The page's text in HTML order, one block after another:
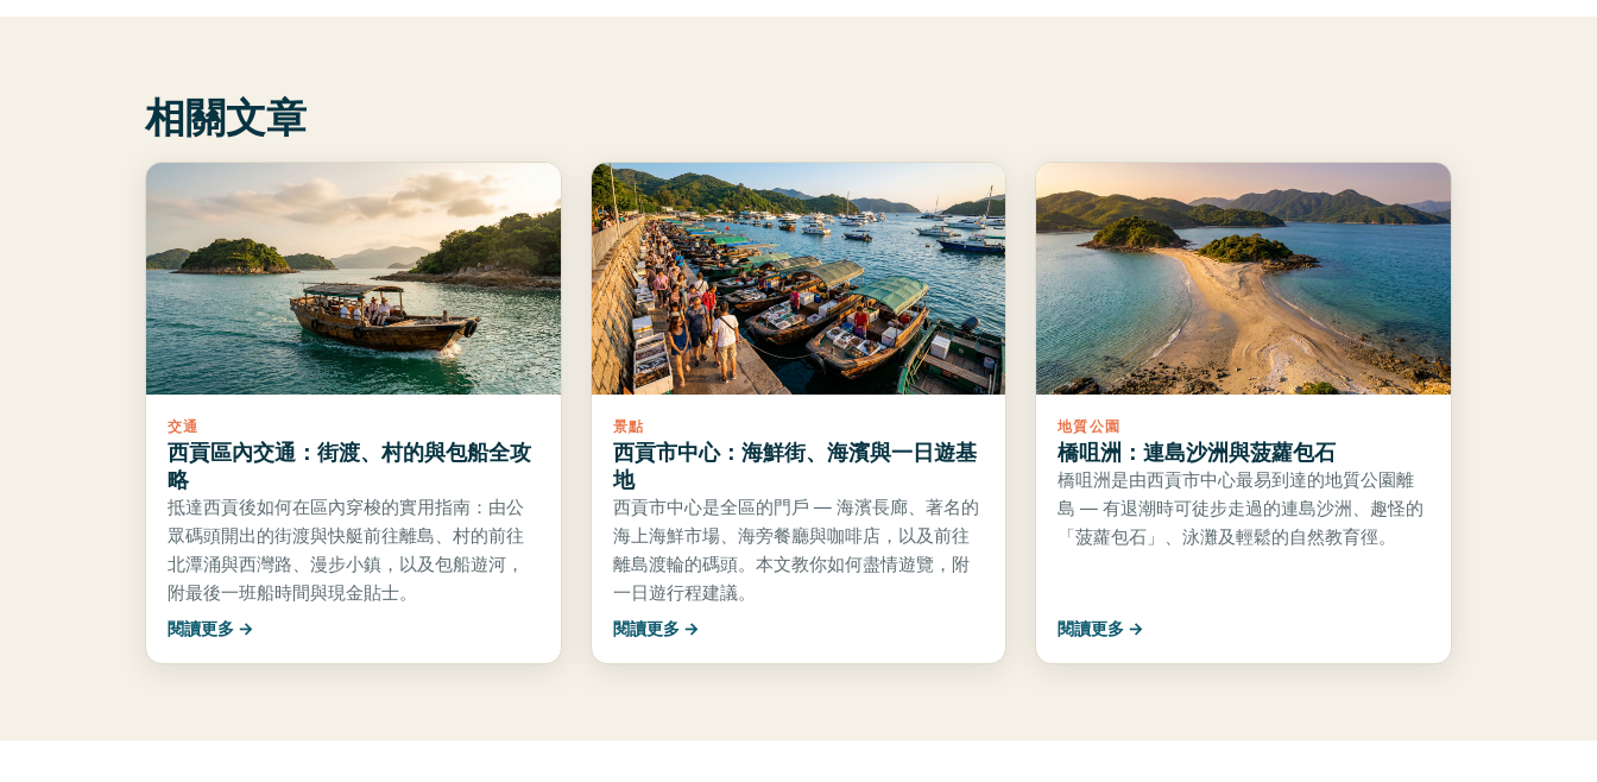
相關文章
交通
西貢區內交通：街渡、村的與包船全攻
略
抵達西貢後如何在區內穿梭的實用指南：由公
眾碼頭開出的街渡與快艇前往離島、村的前往
北潭涌與西灣路、漫步小鎮，以及包船遊河，
附最後一班船時間與現金貼士。
閱讀更多 →
景點
西貢市中心：海鮮街、海濱與一日遊基
地
西貢市中心是全區的門戶 — 海濱長廊、著名的
海上海鮮市場、海旁餐廳與咖啡店，以及前往
離島渡輪的碼頭。本文教你如何盡情遊覽，附
一日遊行程建議。
閱讀更多 →
地質公園
橋咀洲：連島沙洲與菠蘿包石
橋咀洲是由西貢市中心最易到達的地質公園離
島 — 有退潮時可徒步走過的連島沙洲、趣怪的
「菠蘿包石」、泳灘及輕鬆的自然教育徑。
閱讀更多 →